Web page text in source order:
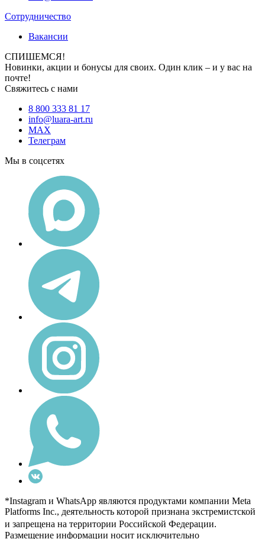
Сотрудничество
Вакансии
СПИШЕМСЯ!
Новинки, акции и бонусы для своих. Один клик – и у вас на
почте!
Свяжитесь с нами
8 800 333 81 17
info@luara-art.ru
MAX
Телеграм
Мы в соцсетях
*Instagram и WhatsApp являются продуктами компании Meta
Platforms Inc., деятельность которой признана экстремистской
и запрещена на территории Российской Федерации.
Размещение информации носит исключительно